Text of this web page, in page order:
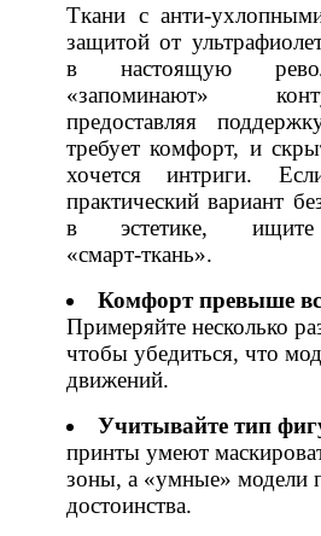
Ткани с
защитой от
в настоящую
«запоминают»
предоставляя
требует комфорт, и
хочется интриги.
практический вариант
в эстетике, ищите
«смарт‑ткань».
Комфорт превыше
Примеряйте несколько
чтобы убедиться, что
движений.
Учитывайте тип
принты умеют
зоны, а «умные» модели
достоинства.